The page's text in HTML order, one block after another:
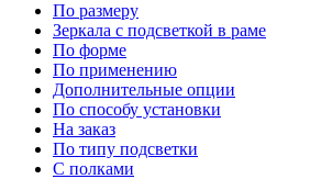
По размеру
Зеркала с подсветкой в раме
По форме
По применению
Дополнительные опции
По способу установки
На заказ
По типу подсветки
С полками